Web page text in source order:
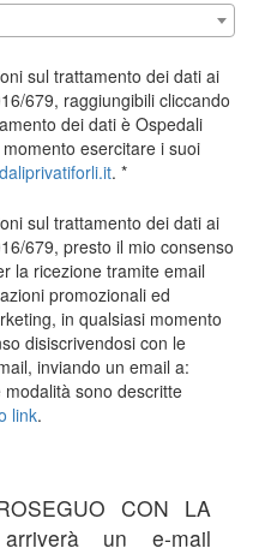
sul trattamento dei dati ai
679, raggiungibili cliccando
dei dati è Ospedali
esercitare i suoi
.
sul trattamento dei dati ai
679, presto il mio consenso
la ricezione tramite email
promozionali ed
in qualsiasi momento
disiscrivendosi con le
inviando un email a:
modalità sono descritte
link.
CON LA
arriverà un e-mail